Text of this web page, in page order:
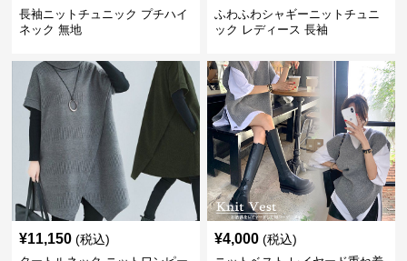
長袖ニットチュニック プチハイ
ネック 無地
ふわふわシャギーニットチュニ
ック レディース 長袖
¥11,150 (税込) ¥4,000 (税込)